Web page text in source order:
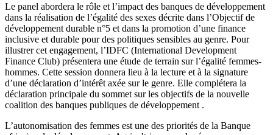
Le panel abordera le rôle et l’impact des banques de développement
dans la réalisation de l’égalité des sexes décrite dans l’Objectif de
développement durable n°5 et dans la promotion d’une finance
inclusive et durable pour des politiques sensibles au genre. Pour
illustrer cet engagement, l’IDFC (International Development
Finance Club) présentera une étude de terrain sur l’égalité femmes-
hommes. Cette session donnera lieu à la lecture et à la signature
d’une déclaration d’intérêt axée sur le genre. Elle complétera la
déclaration principale du sommet sur les objectifs de la nouvelle
coalition des banques publiques de développement .
L’autonomisation des femmes est une des priorités de la Banque